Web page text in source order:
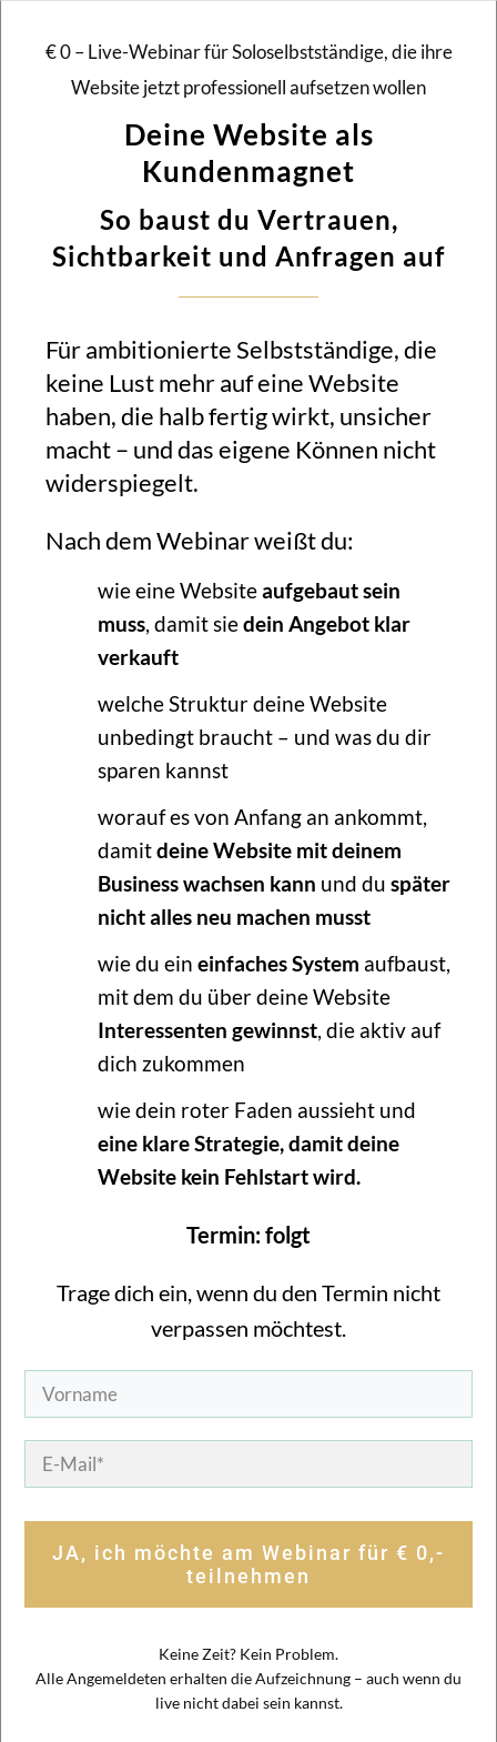
€ 0 – Live-Webinar für Soloselbstständige, die ihre
Website jetzt professionell aufsetzen wollen
Deine Website als
Kundenmagnet
So baust du Vertrauen,
Sichtbarkeit und Anfragen auf
Für ambitionierte Selbstständige, die
keine Lust mehr auf eine Website
haben, die halb fertig wirkt, unsicher
macht – und das eigene Können nicht
widerspiegelt.
Nach dem Webinar weißt du:
wie eine Websiteaufgebaut sein
muss, damit siedein Angebot klar
verkauft
welche Struktur deine Website
unbedingt braucht – und was du dir
sparen kannst
worauf es von Anfang an ankommt,
damitdeine Website mit deinem
Business wachsen kann und du später
nicht alles neu machen musst
wie du ein einfaches System aufbaust,
mit dem du über deine Website
Interessenten gewinnst, die aktiv auf
dich zukommen
wie dein roter Faden aussieht und
eine klare Strategie, damit deine
Website kein Fehlstart wird.
Termin: folgt
Trage dich ein, wenn du den Termin nicht
verpassen möchtest.
JA, ich möchte am Webinar für € 0,-
teilnehmen
Keine Zeit? Kein Problem.
Alle Angemeldeten erhalten die Aufzeichnung – auch wenn du
live nicht dabei sein kannst.